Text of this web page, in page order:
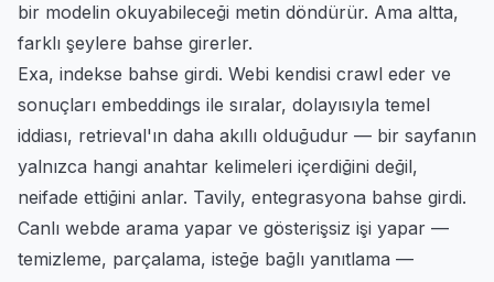
bir modelin okuyabileceği metin döndürür. Ama altta,
farklı şeylere bahse girerler.
Exa, indekse bahse girdi. Webi kendisi crawl eder ve
sonuçları embeddings ile sıralar, dolayısıyla temel
iddiası, retrieval'ın daha akıllı olduğudur — bir sayfanın
yalnızca hangi anahtar kelimeleri içerdiğini değil,
neifade ettiğini anlar. Tavily, entegrasyona bahse girdi.
Canlı webde arama yapar ve gösterişsiz işi yapar —
temizleme, parçalama, isteğe bağlı yanıtlama —